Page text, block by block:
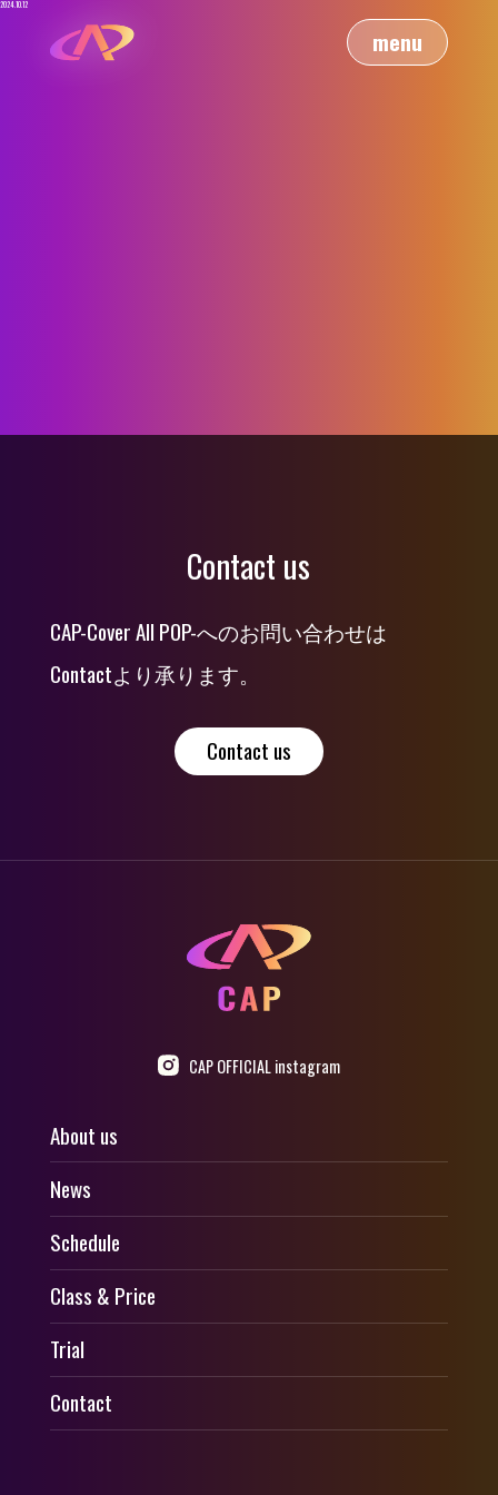
menu
2024.10.12
Contact us
CAP-Cover All POP-へのお問い合わせは
Contactより承ります。
Contact us
CAP OFFICIAL instagram
About us
News
Schedule
Class & Price
Trial
Contact